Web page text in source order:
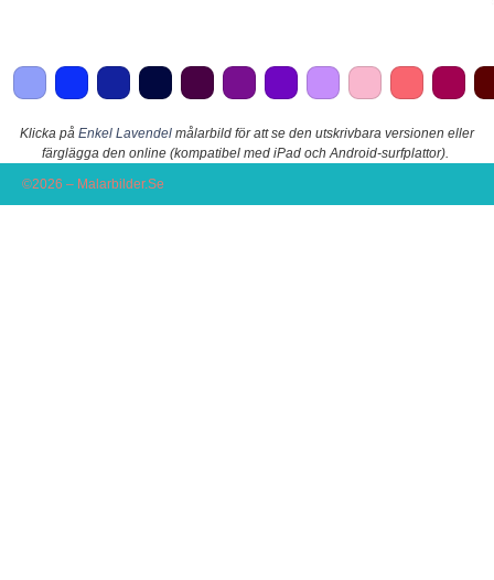
Klicka på Enkel Lavendel målarbild för att se den utskrivbara versionen eller
färglägga den online (kompatibel med iPad och Android-surfplattor).
©2026 – Malarbilder.Se